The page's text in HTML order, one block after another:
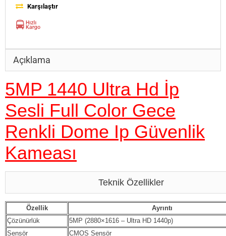
Karşılaştır
Açıklama
5MP 1440 Ultra Hd İp
Sesli Full Color Gece
Renkli Dome Ip Güvenlik
Kameası
Teknik Özellikler
Özellik
Ayrıntı
Çözünürlük
5MP (2880×1616 – Ultra HD 1440p)
Sensör
CMOS Sensör